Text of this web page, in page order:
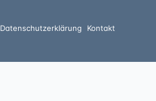
Datenschutzerklärung Kontakt